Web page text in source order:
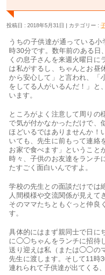
投稿日 : 2018年5月31日 カテゴリー :
うちの子供達が通っている
時30分です。数年前のある日
くの息子さんを来週火曜日に
は私がするし、ちゃんとお昼
から安心して」と言われ、「
をしてる人がいるんだ！」と
います。
ところがよく注意して周りの
で気が付かなかっただけで、
ほどいるではありませんか！
いても、先生に前もって連絡
お家で食べます」ということ
時々、子供のお友達をランチ
たすごく面白いんですよ。
学校の先生との面談だけでは
人間模様や交流関係が見えて
そのママたちともぐっと仲良
す。
具体的にはまず親同士で日に
に◯◯ちゃんをランチに招待
送り迎えは私（または◯◯の
先生に渡します。そして11時
連れられて子供達が出てくる